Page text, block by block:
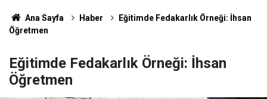
Ana Sayfa Haber
Eğitimde Fedakarlık Örneği: İhsan
Öğretmen
Eğitimde Fedakarlık Örneği: İhsan
Öğretmen